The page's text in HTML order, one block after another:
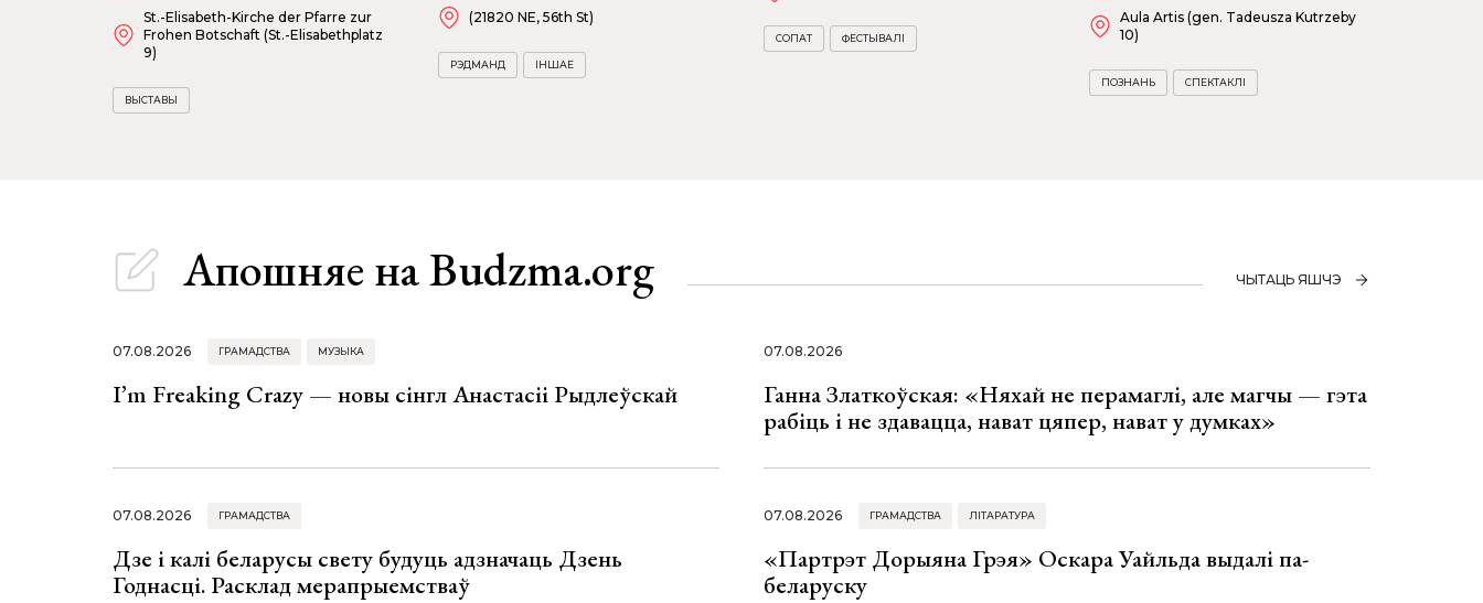
St.-Elisabeth-Kirche der Pfarre zur
Frohen Botschaft (St.-Elisabethplatz
9)
ВЫСТАВЫ
(21820 NE, 56th St)
РЭДМАНД ІНШАЕ
СОПАТ ФЕСТЫВАЛІ
Aula Artis (gen. Tadeusza Kutrzeby
10)
ПОЗНАНЬ СПЕКТАКЛІ
Апошняе на Budzma.org ЧЫТАЦЬ ЯШЧЭ
07.08.2026 ГРАМАДСТВА МУЗЫКА
I’m Freaking Crazy — новы сінгл Анастасіі Рыдлеўскай
07.08.2026
Ганна Златкоўская: «Няхай не перамаглі, але магчы — гэта
рабіць і не здавацца, нават цяпер, нават у думках»
07.08.2026 ГРАМАДСТВА
Дзе і калі беларусы свету будуць адзначаць Дзень
Годнасці. Расклад мерапрыемстваў
07.08.2026 ГРАМАДСТВА ЛІТАРАТУРА
«Партрэт Дорыяна Грэя» Оскара Уайльда выдалі па-
беларуску